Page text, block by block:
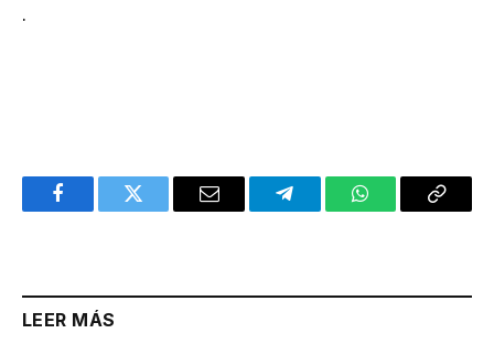
.
FacebookTwitter Email TelegramWhatsAppCopy
LEER MÁS